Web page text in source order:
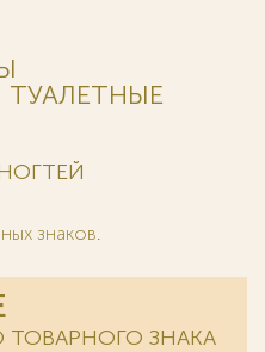
знаков.
ЗНАКА